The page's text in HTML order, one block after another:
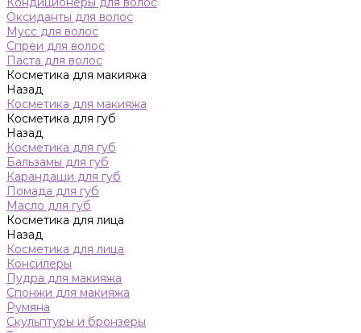
Оксиданты для волос
Мусс для волос
Спреи для волос
Паста для волос
Косметика для макияжа
Назад
Косметика для макияжа
Косметика для губ
Назад
Косметика для губ
Бальзамы для губ
Карандаши для губ
Помада для губ
Масло для губ
Косметика для лица
Назад
Косметика для лица
Консилеры
Пудра для макияжа
Спонжи для макияжа
Румяна
Скульптуры и бронзеры